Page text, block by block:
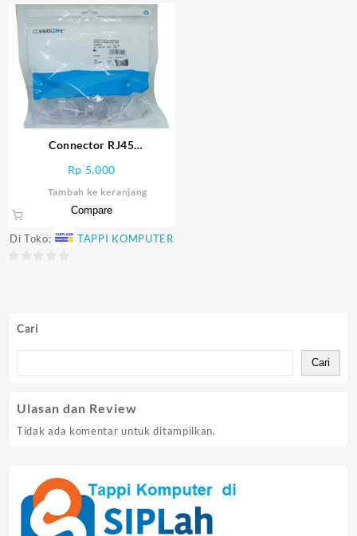
Cari
Cari
Ulasan dan Review
Tidak ada komentar untuk ditampilkan.
Connector RJ45
Original
Rp 5.000
Tambah ke keranjang
Compare
Di Toko: TAPPI KOMPUTER